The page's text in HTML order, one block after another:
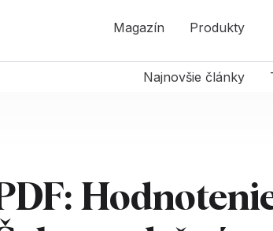
Magazín Produkty
Najnovšie články